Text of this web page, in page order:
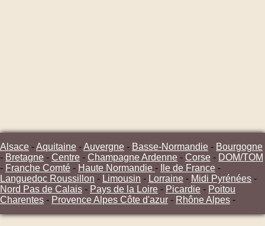
Alsace -Aquitaine -Auvergne - Basse-Normandie - Bourgogne
- Bretagne - Centre - Champagne Ardenne - Corse - DOM/TOM
- Franche Comté - Haute Normandie - Ile de France -
Languedoc Roussillon - Limousin - Lorraine - Midi Pyrénées -
Nord Pas de Calais - Pays de la Loire - Picardie - Poitou
Charentes - Provence Alpes Côte d'azur - Rhône Alpes -